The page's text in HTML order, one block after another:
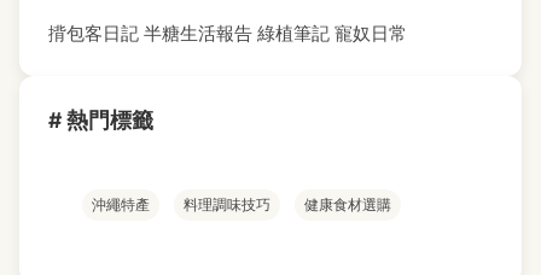
揹包客日記 半糖生活報告 綠植筆記 寵奴日常
# 熱門標籤
沖繩特產 料理調味技巧 健康食材選購